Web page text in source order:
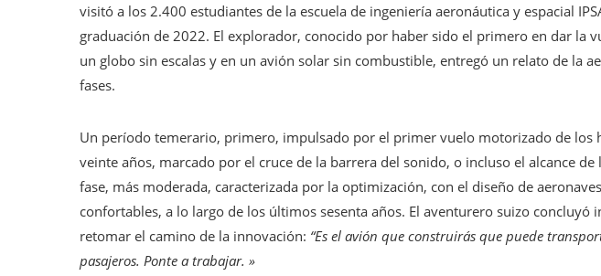
visitó a los 2.400 estudiantes de la escuela de ingeniería aeronáutica y espacial
graduación de 2022. El explorador, conocido por haber sido el primero en dar la
un globo sin escalas y en un avión solar sin combustible, entregó un relato de la
fases.
Un período temerario, primero, impulsado por el primer vuelo motorizado de los
veinte años, marcado por el cruce de la barrera del sonido, o incluso el alcance de
fase, más moderada, caracterizada por la optimización, con el diseño de
confortables, a lo largo de los últimos sesenta años. El aventurero suizo concluyó
retomar el camino de la innovación: “Es el avión que construirás que puede
pasajeros. Ponte a trabajar. »